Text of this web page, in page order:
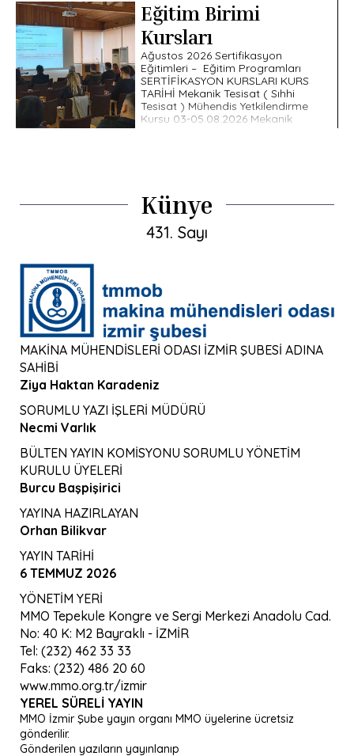
10.500 […]
Eğitim Birimi
Kursları
Ağustos 2026 Sertifikasyon
Eğitimleri – Eğitim Programları
SERTİFİKASYON KURSLARI KURS
TARİHİ Mekanik Tesisat ( Sıhhi
Tesisat ) Mühendis Yetkilendirme
Kursu 03-05.08.2026 Mekanik
Künye
431. Sayı
MAKİNA MÜHENDİSLERİ ODASI İZMİR ŞUBESİ ADINA
SAHİBİ
Ziya Haktan Karadeniz
SORUMLU YAZI İŞLERİ MÜDÜRÜ
Necmi Varlık
BÜLTEN YAYIN KOMİSYONU SORUMLU YÖNETİM
KURULU ÜYELERİ
Burcu Başpişirici
YAYINA HAZIRLAYAN
Orhan Bilikvar
YAYIN TARİHİ
6 TEMMUZ 2026
YÖNETİM YERİ
MMO Tepekule Kongre ve Sergi Merkezi Anadolu Cad.
No: 40 K: M2 Bayraklı - İZMİR
Tel: (232) 462 33 33
Faks: (232) 486 20 60
www.mmo.org.tr/izmir
YEREL SÜRELI YAYIN
MMO İzmir Şube yayın organı MMO üyelerine ücretsiz
gönderilir.
Gönderilen yazıların yayınlanıp